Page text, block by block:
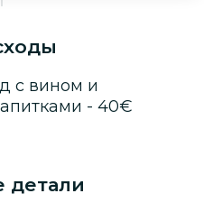
с вином и
- 40€
детали